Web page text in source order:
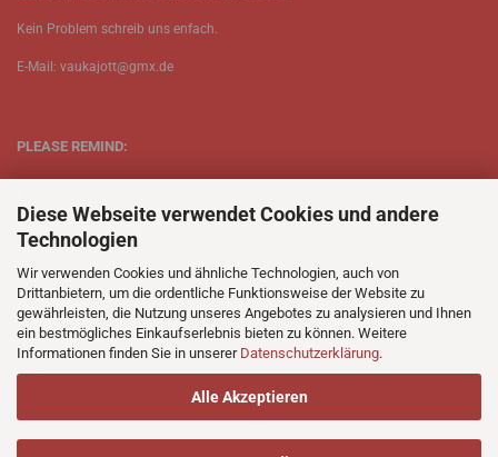
Diese Webseite verwendet Cookies und andere
Technologien
Wir verwenden Cookies und ähnliche Technologien, auch von
Drittanbietern, um die ordentliche Funktionsweise der Website zu
gewährleisten, die Nutzung unseres Angebotes zu analysieren und Ihnen
ein bestmögliches Einkaufserlebnis bieten zu können. Weitere
Informationen finden Sie in unserer Datenschutzerklärung.
Alle Akzeptieren
Kein Problem schreib uns enfach.
E-Mail: vaukajott@gmx.de
PLEASE REMIND:
Be patient when ordering.
Your records will be send asap.
No Discogs.
No Spotify.
No Bullshit.